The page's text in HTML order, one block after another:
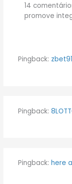
14
promove
Pingback:
Pingback:
Pingback: here